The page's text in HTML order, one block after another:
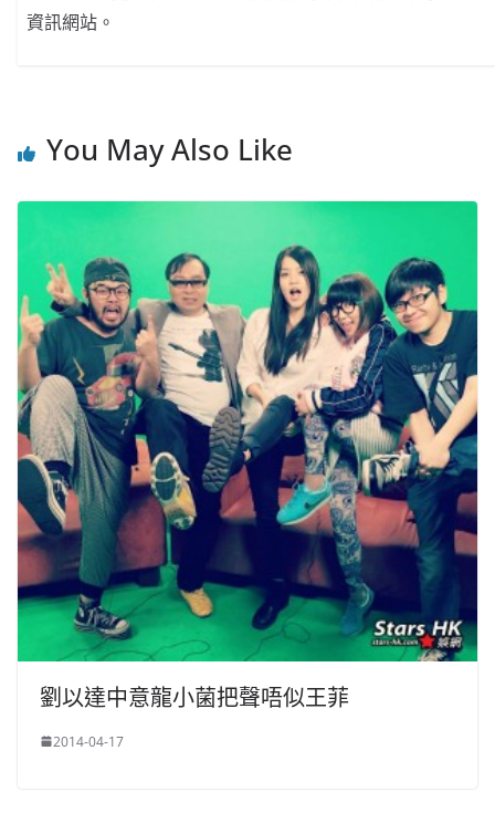
資訊網站。
You May Also Like
劉以達中意龍小菌把聲唔似王菲
2014-04-17